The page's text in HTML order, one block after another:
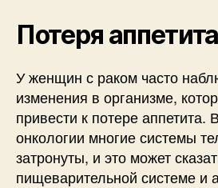
Потеря
У женщин с раком часто
изменения в организме,
привести к потере аппетита.
онкологии многие системы
затронуты, и это может
пищеварительной системе и